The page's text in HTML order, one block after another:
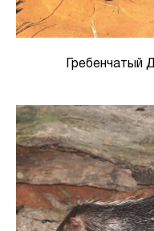
Гребенчатый